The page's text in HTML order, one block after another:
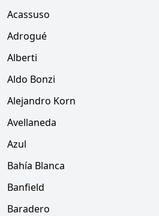
Acassuso
Adrogué
Alberti
Aldo Bonzi
Alejandro Korn
Avellaneda
Azul
Bahía Blanca
Banfield
Baradero